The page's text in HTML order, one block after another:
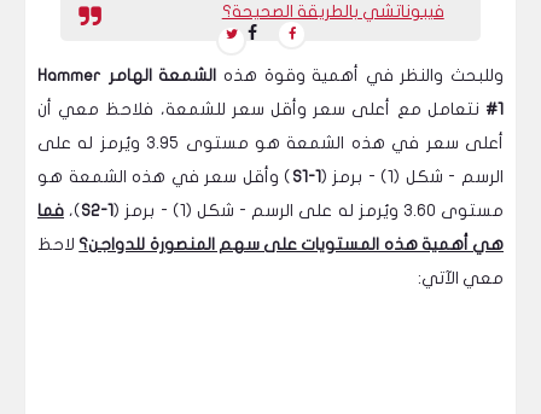
فيبوناتشي بالطريقة الصحيحة؟
وللبحث والنظر في أهمية وقوة هذه
الشمعة الهامر Hammer
#1 نتعامل مع أعلى سعر وأقل سعر للشمعة، فلاحظ معي أن
أعلى سعر في هذه الشمعة هو مستوى 3.95 ويُرمز له على
الرسم - شكل (1) - برمز (
S1-1 ) وأقل سعر في هذه الشمعة هو
مستوى 3.60 ويُرمز له على الرسم - شكل (1) - برمز (
S2-1)، فما
هي أهمية هذه المستويات على سهم المنصورة للدواجن؟ لاحظ
معي الآتي: